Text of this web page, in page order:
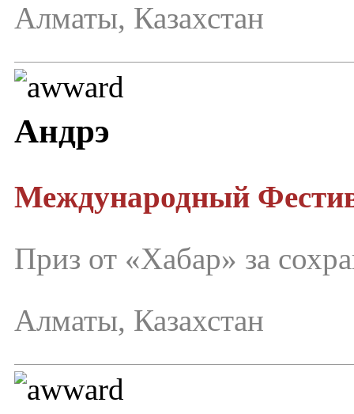
Алматы, Казахстан
Андрэ
Международный
Приз от «Хабар» за
Алматы, Казахстан